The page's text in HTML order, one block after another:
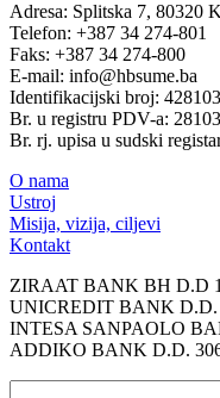
Adresa: Splitska 7, 80320
Telefon: +387 34 274-801
Faks: +387 34 274-800
E-mail: info@hbsume.ba
Identifikacijski broj:
Br. u registru PDV-a:
Br. rj. upisa u sudski
O nama
Ustroj
Misija, vizija, ciljevi
Kontakt
ZIRAAT BANK BH D.D
UNICREDIT BANK D.D.
INTESA SANPAOLO
ADDIKO BANK D.D. 306